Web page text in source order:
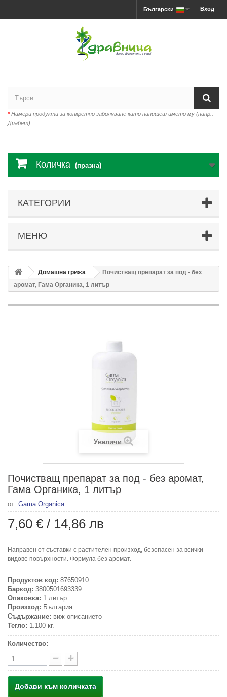
Вход
Български
*Намери продукти за конкретно заболяване като напишеш името му (напр.:
Диабет)
Количка (празна)
КАТЕГОРИИ
МЕНЮ
Домашна грижа
Почистващ препарат за под - без
аромат, Гама Органика, 1 литър
Увеличи
Почистващ препарат за под - без аромат,
Гама Органика, 1 литър
от: Gama Organica
7,60 € / 14,86 лв
Направен от съставки с растителен произход, безопасен за всички
видове повърхности. Формула без аромат.
Продуктов код: 87650910
Баркод: 3800501693339
Опаковка: 1 литър
Произход: България
Съдържание: виж описанието
Тегло: 1.100 кг.
Количество:
Добави към количката